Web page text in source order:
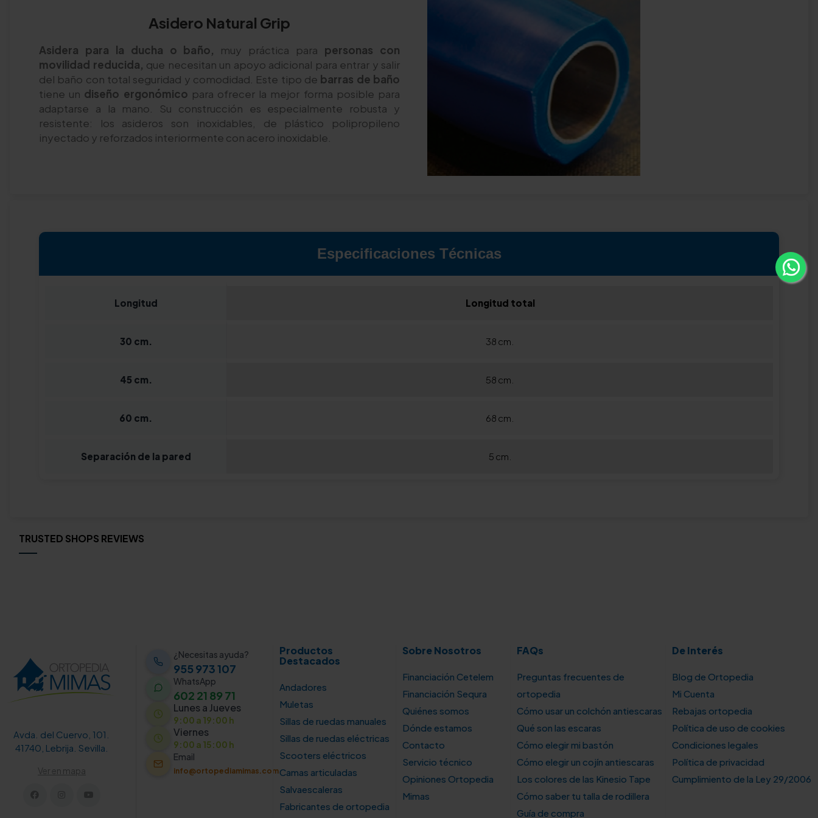
Asidero Natural Grip
Asidera para la ducha o baño, muy práctica para personas con
movilidad reducida, que necesitan un apoyo adicional para entrar y salir
del baño con total seguridad y comodidad. Este tipo de barras de baño
tiene un diseño ergonómico para ofrecer la mejor forma posible para
adaptarse a la mano. Su construcción es especialmente robusta y
resistente: los asideros son inoxidables, de plástico polipropileno
inyectado y reforzados interiormente con acero inoxidable.
Especificaciones Técnicas
Longitud Longitud total
30 cm. 38 cm.
45 cm. 58 cm.
60 cm. 68 cm.
Separación de la pared 5 cm.
TRUSTED SHOPS REVIEWS
Avda. del Cuervo, 101.
41740, Lebrija. Sevilla.
Ver en mapa
¿Necesitas ayuda?
955 973 107
WhatsApp
602 21 89 71
Lunes a Jueves
9:00 a 19:00 h
Viernes
9:00 a 15:00 h
Email
info@ortopediamimas.com
Productos
Destacados
Andadores
Muletas
Sillas de ruedas manuales
Sillas de ruedas eléctricas
Scooters eléctricos
Camas articuladas
Salvaescaleras
Fabricantes de ortopedia
Sobre Nosotros
Financiación Cetelem
Financiación Sequra
Quiénes somos
Dónde estamos
Contacto
Servicio técnico
Opiniones Ortopedia
Mimas
FAQs
Preguntas frecuentes de
ortopedia
Cómo usar un colchón antiescaras
Qué son las escaras
Cómo elegir mi bastón
Cómo elegir un cojín antiescaras
Los colores de las Kinesio Tape
Cómo saber tu talla de rodillera
Guía de compra
De Interés
Blog de Ortopedia
Mi Cuenta
Rebajas ortopedia
Política de uso de cookies
Condiciones legales
Política de privacidad
Cumplimiento de la Ley 29/2006